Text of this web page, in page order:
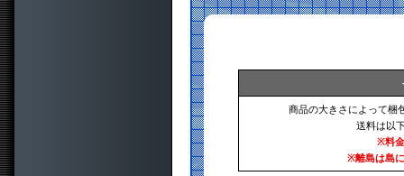
商品の大きさによって梱
送料は以
※料
※離島は島